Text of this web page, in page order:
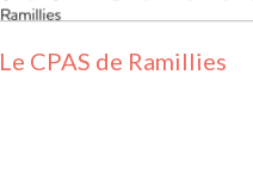
Le CPAS de Ramillies